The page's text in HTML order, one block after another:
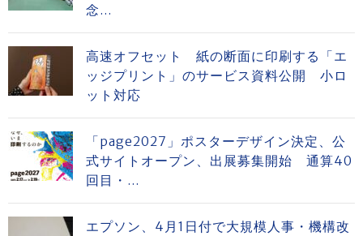
念...
高速オフセット 紙の断面に印刷する「エ
ッジプリント」のサービス資料公開 小ロ
ット対応
「page2027」ポスターデザイン決定、公
式サイトオープン、出展募集開始 通算40
回目・...
エプソン、4月1日付で大規模人事・機構改